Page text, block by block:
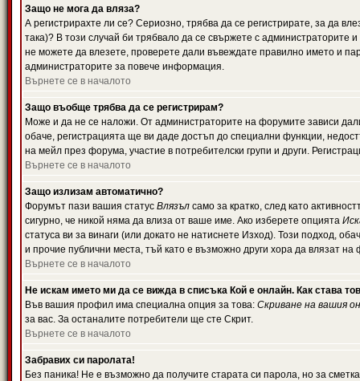
Защо не мога да вляза?
А регистрирахте ли се? Сериозно, трябва да се регистрирате, за да
така)? В този случай би трябвало да се свържете с администраторите
не можете да влезете, проверете дали въвеждате правилно името и
администраторите за повече информация.
Върнете се в началото
Защо въобще трябва да се регистрирам?
Може и да не се наложи. От администраторите на форумите зависи
обаче, регистрацията ще ви даде достъп до специални функции,
на мейл през форума, участие в потребителски групи и други.
Върнете се в началото
Защо излизам автоматично?
Форумът пази вашия статус Влязъл само за кратко, след като
сигурно, че никой няма да влиза от ваше име. Ако изберете опцията
статуса ви за винаги (или докато не натиснете Изход). Този подход,
и прочие публични места, тъй като е възможно други хора да влязат
Върнете се в началото
Не искам името ми да се вижда в списъка Кой е онлайн. Как става
Във вашия профил има специална опция за това: Скриване на вашия
за вас. За останалите потребители ще сте Скрит.
Върнете се в началото
Забравих си паролата!
Без паника! Не е възможно да получите старата си парола, но за